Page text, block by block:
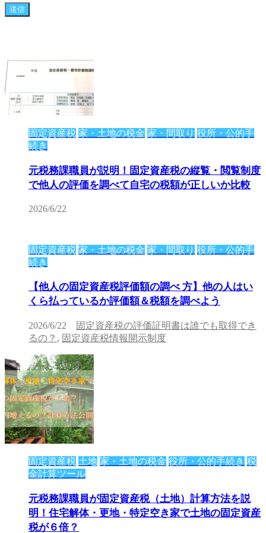
固定資産税 家・土地の税金 家・間取り 役所・公的手
続き
元税務課職員が説明！固定資産税の縦覧・閲覧制度
で他人の評価を調べて自宅の税額が正しいか比較
2026/6/22
固定資産税 家・土地の税金 家・間取り 役所・公的手
続き
【他人の固定資産税評価額の調べ 方】他の人はい
くら払っているか評価額＆税額を調べよう
2026/6/22
固定資産税の評価証明書は誰でも取得でき
るの？ , 固定資産税情報開示制度
固定資産税 土地 家・土地の税金 役所・公的手続き 税
金計算ツール
元税務課職員が固定資産税（土地）計算方法を説
明！住宅解体・更地・特定空き家で土地の固定資産
税が６倍？